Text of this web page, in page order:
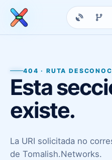
404 · RUTA
Esta
existe.
La URI solicitada no
de Tomalish.Networks.